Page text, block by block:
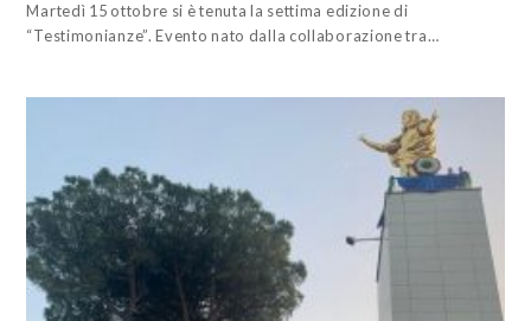
Martedì 15 ottobre si è tenuta la settima edizione di
“Testimonianze”. Evento nato dalla collaborazione tra…